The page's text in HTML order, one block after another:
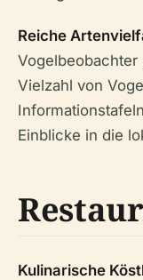
Reiche
Vogelbeobachter
Vielzahl von
Einblicke in die
Kulinarische